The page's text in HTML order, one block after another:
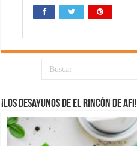
¡Los desayunos de El Rincón de Afi!